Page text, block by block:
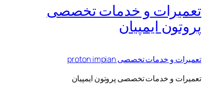
تعمیرات و خدمات تخصصی
پروتون ایمپیان
تعمیرات و خدمات تخصصی proton impian
تعمیرات و خدمات تخصصی پروتون ایمپیان